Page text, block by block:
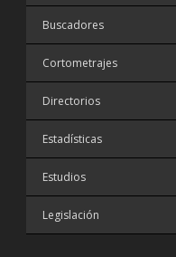
Buscadores
Cortometrajes
Directorios
Estadísticas
Estudios
Legislación